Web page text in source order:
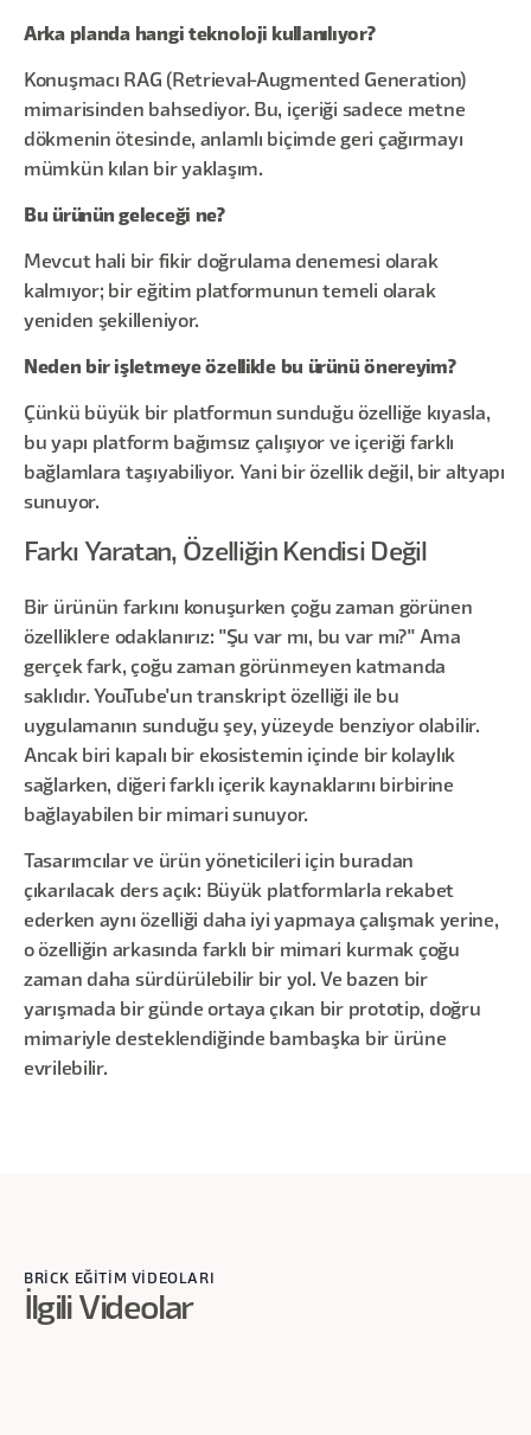
Arka planda hangi teknoloji kullanılıyor?
Konuşmacı RAG (Retrieval-Augmented Generation)
mimarisinden bahsediyor. Bu, içeriği sadece metne
dökmenin ötesinde, anlamlı biçimde geri çağırmayı
mümkün kılan bir yaklaşım.
Bu ürünün geleceği ne?
Mevcut hali bir fikir doğrulama denemesi olarak
kalmıyor; bir eğitim platformunun temeli olarak
yeniden şekilleniyor.
Neden bir işletmeye özellikle bu ürünü önereyim?
Çünkü büyük bir platformun sunduğu özelliğe kıyasla,
bu yapı platform bağımsız çalışıyor ve içeriği farklı
bağlamlara taşıyabiliyor. Yani bir özellik değil, bir altyapı
sunuyor.
Farkı Yaratan, Özelliğin Kendisi Değil
Bir ürünün farkını konuşurken çoğu zaman görünen
özelliklere odaklanırız: "Şu var mı, bu var mı?" Ama
gerçek fark, çoğu zaman görünmeyen katmanda
saklıdır. YouTube'un transkript özelliği ile bu
uygulamanın sunduğu şey, yüzeyde benziyor olabilir.
Ancak biri kapalı bir ekosistemin içinde bir kolaylık
sağlarken, diğeri farklı içerik kaynaklarını birbirine
bağlayabilen bir mimari sunuyor.
Tasarımcılar ve ürün yöneticileri için buradan
çıkarılacak ders açık: Büyük platformlarla rekabet
ederken aynı özelliği daha iyi yapmaya çalışmak yerine,
o özelliğin arkasında farklı bir mimari kurmak çoğu
zaman daha sürdürülebilir bir yol. Ve bazen bir
yarışmada bir günde ortaya çıkan bir prototip, doğru
mimariyle desteklendiğinde bambaşka bir ürüne
evrilebilir.
BRİCK EĞİTİM VİDEOLARI
İlgili Videolar